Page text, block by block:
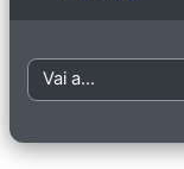
Vai a...